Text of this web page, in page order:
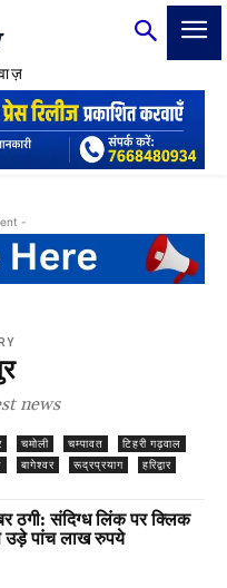
-
news
चमोली चम्पावत
टिहरी गढ़वाल
बागेश्वर रूद्रप्रयाग हरिद्वार
ठगी: संदिग्ध लिंक पर क्लिक
उड़े पांच लाख रुपये